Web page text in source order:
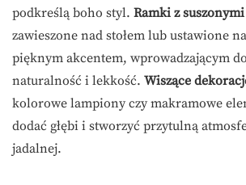
podkreślą boho styl. Ramki z
zawieszone nad stołem lub ustawione
pięknym akcentem, wprowadzającym
naturalność i lekkość. Wiszące
kolorowe lampiony czy makramowe
dodać głębi i stworzyć przytulną
jadalnej.